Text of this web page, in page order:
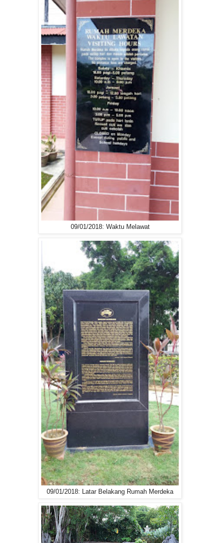
09/01/2018: Waktu Melawat
09/01/2018: Latar Belakang Rumah Merdeka